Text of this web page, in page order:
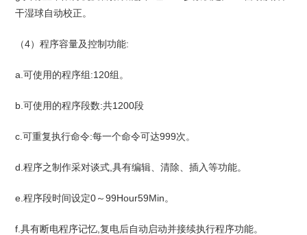
干湿球自动校正。
（4）程序容量及控制功能:
a.可使用的程序组:120组。
b.可使用的程序段数:共1200段
c.可重复执行命令:每一个命令可达999次。
d.程序之制作采对谈式,具有编辑、清除、插入等功能。
e.程序段时间设定0～99Hour59Min。
f.具有断电程序记忆,复电后自动启动并接续执行程序功能。